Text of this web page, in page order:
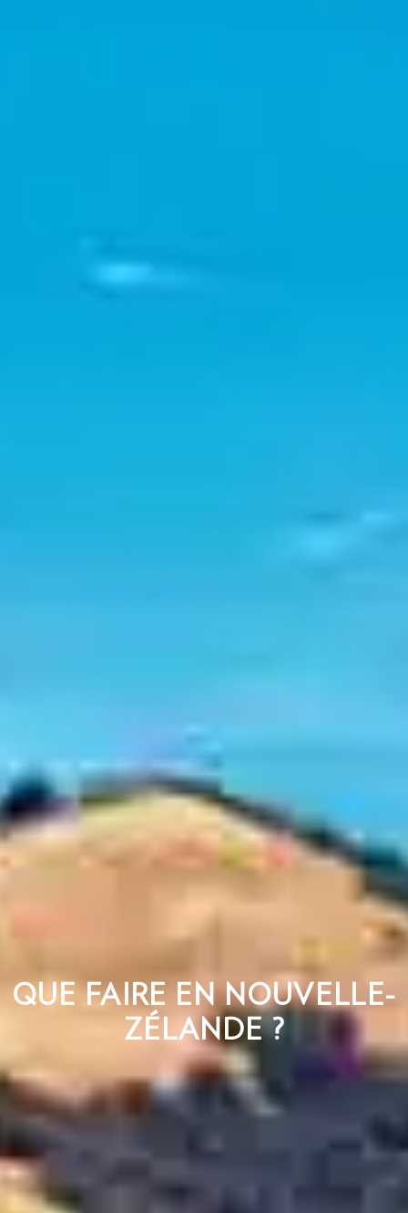
QUE FAIRE EN NOUVELLE-
ZÉLANDE ?